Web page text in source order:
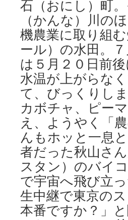
石（おにし）町
（かんな）川の
機農業に取り組
ール）の水田。
は５月２０日前
水温が上がらな
て、びっくりし
カボチャ、ピー
え、ようやく「
んもホッと一息
者だった秋山さ
スタン）のバイ
で宇宙へ飛び立
生中継で東京の
本番ですか？」